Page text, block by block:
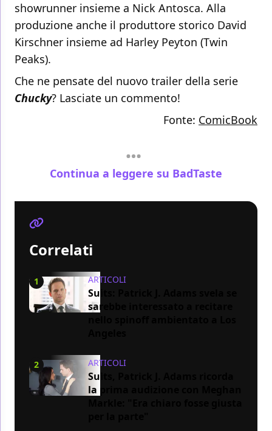
showrunner insieme a Nick Antosca. Alla
produzione anche il produttore storico David
Kirschner insieme ad Harley Peyton (Twin
Peaks).
Che ne pensate del nuovo trailer della serie
Chucky? Lasciate un commento!
Fonte: ComicBook
Continua a leggere su BadTaste
Correlati
1 ARTICOLI
Suits: Patrick J. Adams svela se
sarebbe interessato a recitare
2 ARTICOLI
Suits, Patrick J. Adams ricorda
la prima audizione con Meghan